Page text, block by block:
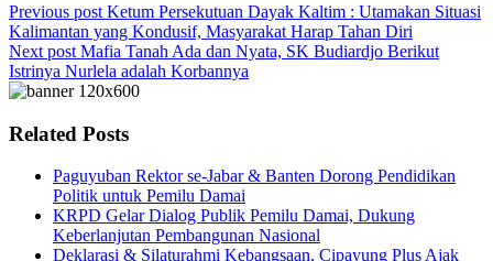
Previous post Ketum Persekutuan Dayak Kaltim : Utamakan Situasi
Kalimantan yang Kondusif, Masyarakat Harap Tahan Diri
Next post Mafia Tanah Ada dan Nyata, SK Budiardjo Berikut
Istrinya Nurlela adalah Korbannya
Related Posts
Paguyuban Rektor se-Jabar & Banten Dorong Pendidikan
Politik untuk Pemilu Damai
KRPD Gelar Dialog Publik Pemilu Damai, Dukung
Keberlanjutan Pembangunan Nasional
Deklarasi & Silaturahmi Kebangsaan, Cipayung Plus Ajak